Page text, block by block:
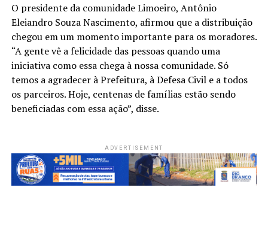
O presidente da comunidade Limoeiro, Antônio
Eleiandro Souza Nascimento, afirmou que a distribuição
chegou em um momento importante para os moradores.
“A gente vê a felicidade das pessoas quando uma
iniciativa como essa chega à nossa comunidade. Só
temos a agradecer à Prefeitura, à Defesa Civil e a todos
os parceiros. Hoje, centenas de famílias estão sendo
beneficiadas com essa ação”, disse.
ADVERTISEMENT